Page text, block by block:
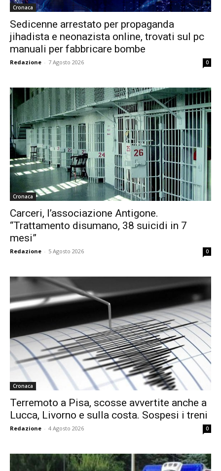
Cronaca
Sedicenne arrestato per propaganda
jihadista e neonazista online, trovati sul pc
manuali per fabbricare bombe
Redazione - 7 Agosto 2026 0
Cronaca
Carceri, l’associazione Antigone.
“Trattamento disumano, 38 suicidi in 7
mesi”
Redazione - 5 Agosto 2026 0
Cronaca
Terremoto a Pisa, scosse avvertite anche a
Lucca, Livorno e sulla costa. Sospesi i treni
Redazione - 4 Agosto 2026 0